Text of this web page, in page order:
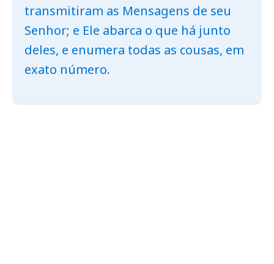
transmitiram as Mensagens de seu
Senhor; e Ele abarca o que há junto
deles, e enumera todas as cousas, em
exato número.